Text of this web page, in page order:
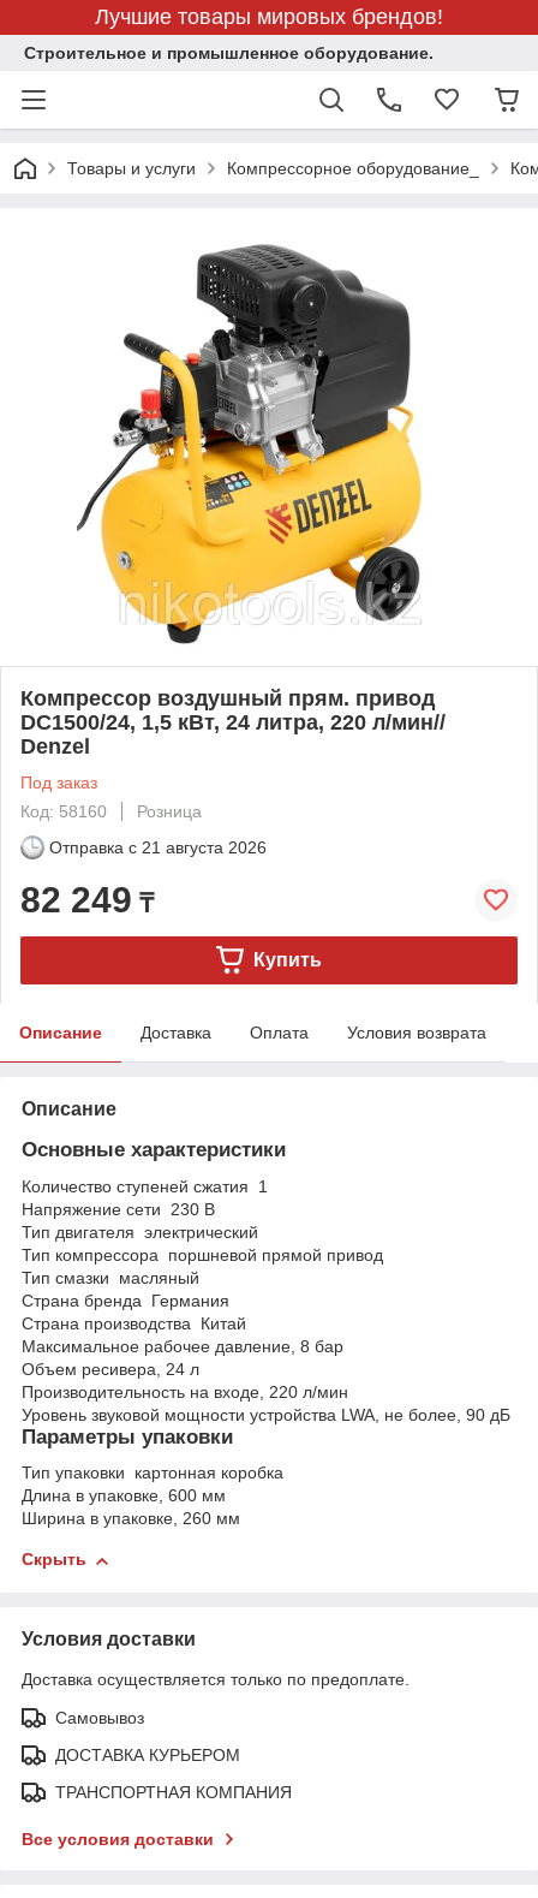
Лучшие товары мировых брендов!
Строительное и промышленное оборудование.
Товары и услуги Компрессорное оборудование_
Компрессор воздушный прям. привод
DC1500/24, 1,5 кВт, 24 литра, 220 л/мин//
Denzel
Под заказ
Код: 58160
Розница
Отправка с 21 августа 2026
82 249 ₸
Купить
Описание Доставка Оплата Условия возврата
Описание
Основные характеристики
Количество ступеней сжатия 1
Напряжение сети 230 В
Тип двигателя электрический
Тип компрессора поршневой прямой привод
Тип смазки масляный
Страна бренда Германия
Страна производства Китай
Максимальное рабочее давление, 8 бар
Объем ресивера, 24 л
Производительность на входе, 220 л/мин
Уровень звуковой мощности устройства LWA, не более, 90 дБ
Параметры упаковки
Тип упаковки картонная коробка
Длина в упаковке, 600 мм
Ширина в упаковке, 260 мм
Скрыть
Условия доставки
Доставка осуществляется только по предоплате.
Самовывоз
ДОСТАВКА КУРЬЕРОМ
ТРАНСПОРТНАЯ КОМПАНИЯ
Все условия доставки